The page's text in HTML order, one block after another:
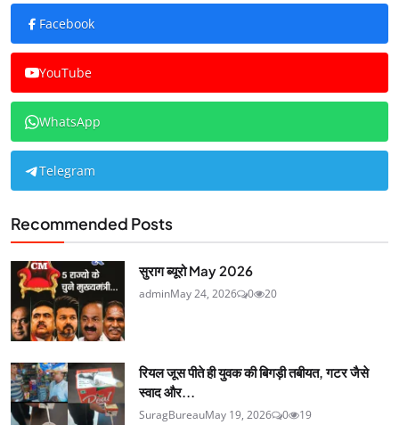
Facebook
YouTube
WhatsApp
Telegram
Recommended Posts
सुराग ब्यूरो May 2026
adminMay 24, 2026 0 20
रियल जूस पीते ही युवक की बिगड़ी तबीयत, गटर जैसे
स्वाद और...
SuragBureauMay 19, 2026 0 19